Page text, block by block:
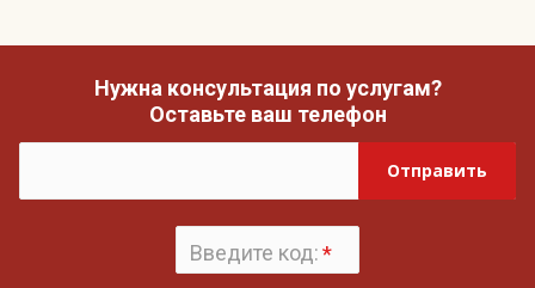
Нужна консультация по услугам?
Оставьте ваш телефон
Отправить
Введите код:*